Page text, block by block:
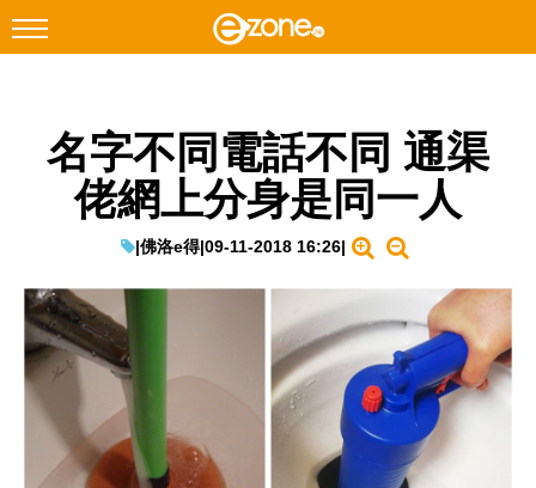
Facebook Instagram
科技焦點
遊戲動漫
教學評測
EduTech
IT Times
生成式AI與雲端應用
名字不同電話不同 通渠
佬網上分身是同一人
|佛洛e得|09-11-2018 16:26|